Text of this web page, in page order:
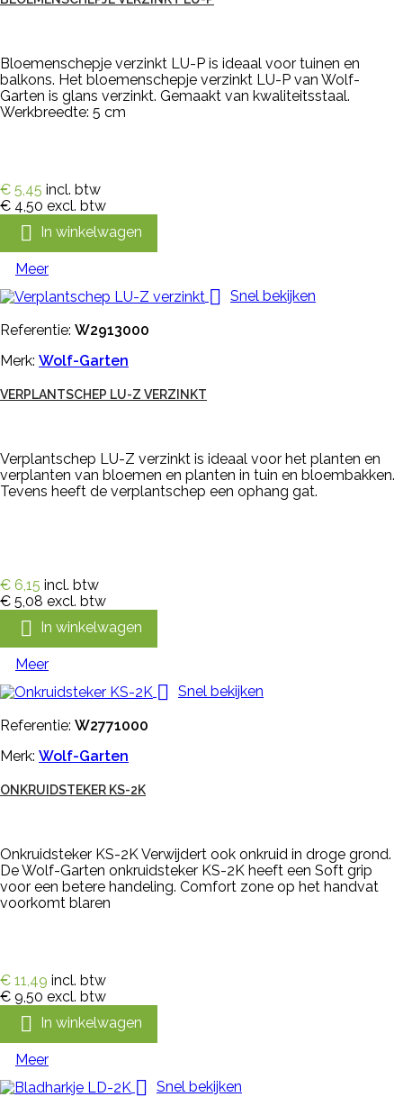
Bloemenschepje verzinkt LU-P is ideaal voor tuinen en
balkons. Het bloemenschepje verzinkt LU-P van Wolf-
Garten is glans verzinkt. Gemaakt van kwaliteitsstaal.
Werkbreedte: 5 cm
€ 5,45 incl. btw
€ 4,50 excl. btw
 In winkelwagen
Meer
 Snel bekijken
Referentie: W2913000
Merk: Wolf-Garten
VERPLANTSCHEP LU-Z VERZINKT
Verplantschep LU-Z verzinkt is ideaal voor het planten en
verplanten van bloemen en planten in tuin en bloembakken.
Tevens heeft de verplantschep een ophang gat.
€ 6,15 incl. btw
€ 5,08 excl. btw
 In winkelwagen
Meer
 Snel bekijken
Referentie: W2771000
Merk: Wolf-Garten
ONKRUIDSTEKER KS-2K
Onkruidsteker KS-2K Verwijdert ook onkruid in droge grond.
De Wolf-Garten onkruidsteker KS-2K heeft een Soft grip
voor een betere handeling. Comfort zone op het handvat
voorkomt blaren
€ 11,49 incl. btw
€ 9,50 excl. btw
 In winkelwagen
Meer
 Snel bekijken